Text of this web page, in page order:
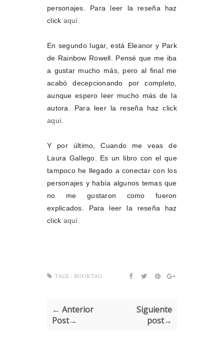
personajes. Para leer la reseña haz
click aquí.
En segundo lugar, está Eleanor y Park
de Rainbow Rowell. Pensé que me iba
a gustar mucho más, pero al final me
acabó decepcionando por completo,
aunque espero leer mucho más de la
autora. Para leer la reseña haz click
aquí
Y por último, Cuando me veas de
Laura Gallego. Es un libro con el que
tampoco he llegado a conectar con los
personajes y había algunos temas que
no me gustaron como fueron
explicados. Para leer la reseña haz
click aquí.
TAGS : BOOKTAG
← Anterior
Post→
Siguiente
post→